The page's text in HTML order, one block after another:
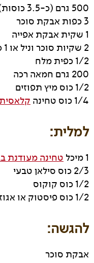
500 גרם (כ-3.5 כוסות) קמח
3 כפות אבקת סוכר
1 שקית אבקת אפייה
2 שקיות סוכר וניל או 1 כפית תמצית אמיתית
1/2 כפית מלח
200 גרם חמאה רכה
1/2 כוס מיץ תפוזים
1/4 כוס טחינה
למלית:
1 מיכל
טחינה מעודנת
2/3 כוס סילאן טבעי
1/2 כוס קוקוס
1/2 כוס פיסטוק או אגוזי מלך טחונים גס (לא חובה)
להגשה:
אבקת סוכר